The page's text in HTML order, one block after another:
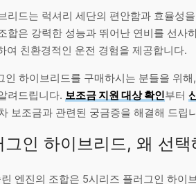
드는 럭셔리 세단의 편안함과 효율성
합은 강력한 성능과 뛰어난 연비를 선사
여 친환경적인 운전 경험을 제공합니다.
하이브리드를 구매하시는 분들을 위
려드립니다. 보조금 지원 대상 확인부터
보조금과 관련된 궁금증을 해결해 드립
인 하이브리드, 왜 선택
엔진의 조합은 5시리즈 플러그인 하이